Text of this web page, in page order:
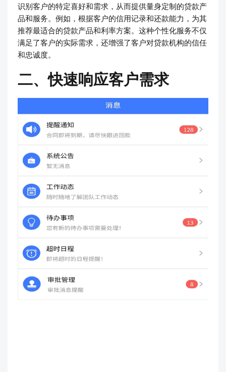
识别客户的特定喜好和需求，从而提供量身定制的贷款产
品和服务。例如，根据客户的信用记录和还款能力，为其
推荐最适合的贷款产品和利率方案。这种个性化服务不仅
满足了客户的实际需求，还增强了客户对贷款机构的信任
和忠诚度。
二、快速响应客户需求